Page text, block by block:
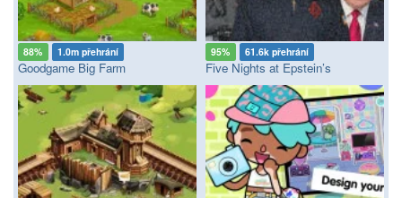
88% 1.0m přehrání
Goodgame Big Farm
95% 61.6k přehrání
Five Nights at Epstein’s